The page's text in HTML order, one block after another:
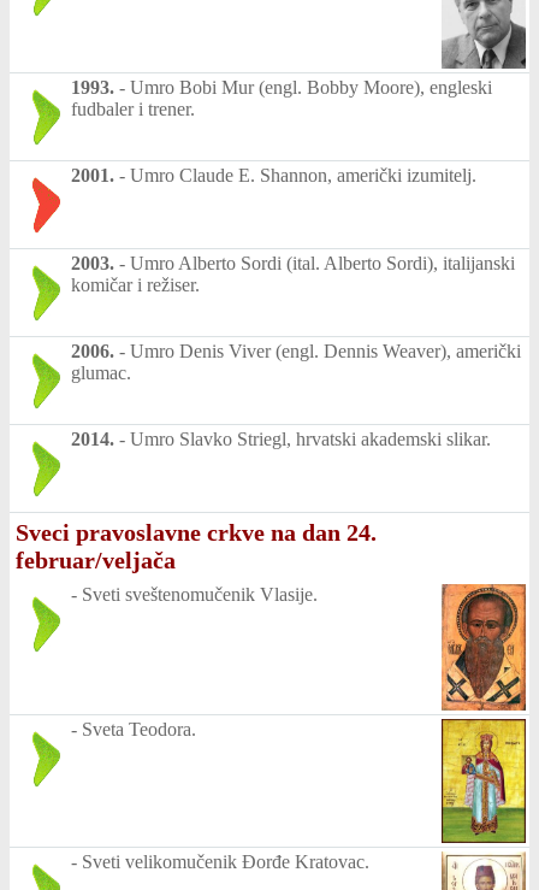
1993. - Umro Bobi Mur (engl. Bobby Moore), engleski
fudbaler i trener.
2001. - Umro Claude E. Shannon, američki izumitelj.
2003. - Umro Alberto Sordi (ital. Alberto Sordi), italijanski
komičar i režiser.
2006. - Umro Denis Viver (engl. Dennis Weaver), američki
glumac.
2014. - Umro Slavko Striegl, hrvatski akademski slikar.
Sveci pravoslavne crkve na dan 24.
februar/veljača
- Sveti sveštenomučenik Vlasije.
- Sveta Teodora.
- Sveti velikomučenik Đorđe Kratovac.